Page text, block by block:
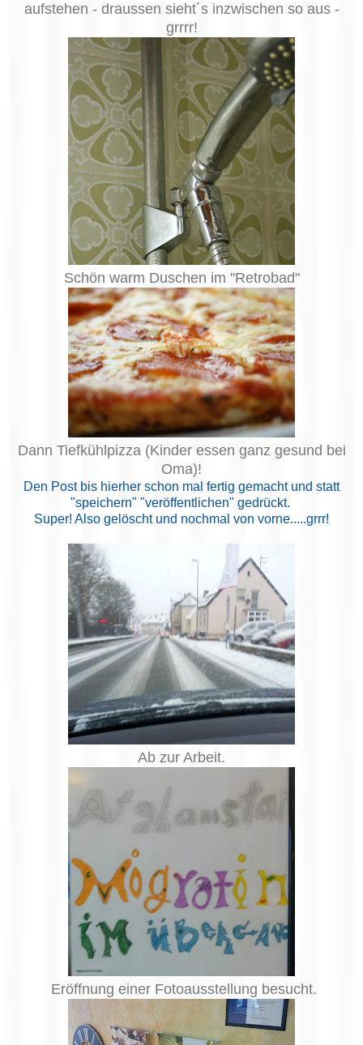
aufstehen - draussen sieht´s inzwischen so aus -
grrrr!
Schön warm Duschen im "Retrobad"
Dann Tiefkühlpizza (Kinder essen ganz gesund bei
Oma)!
Den Post bis hierher schon mal fertig gemacht und statt
"speichern" "veröffentlichen" gedrückt.
Super! Also gelöscht und nochmal von vorne.....grrr!
Ab zur Arbeit.
Eröffnung einer Fotoausstellung besucht.